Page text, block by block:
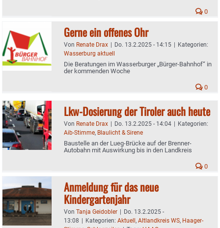
0
Gerne ein offenes Ohr
Von Renate Drax | Do. 13.2.2025 - 14:15 | Kategorien:
Wasserburg aktuell
Die Beratungen im Wasserburger „Bürger-Bahnhof“ in
der kommenden Woche
0
Lkw-Dosierung der Tiroler auch heute
Von Renate Drax | Do. 13.2.2025 - 14:04 | Kategorien:
Aib-Stimme, Blaulicht & Sirene
Baustelle an der Lueg-Brücke auf der Brenner-
Autobahn mit Auswirkung bis in den Landkreis
0
Anmeldung für das neue
Kindergartenjahr
Von Tanja Geidobler | Do. 13.2.2025 -
13:08 | Kategorien: Aktuell, Altlandkreis WS, Haager-